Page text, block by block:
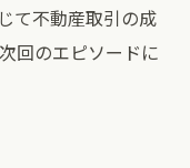
て不動産取引の成
回のエピソードに